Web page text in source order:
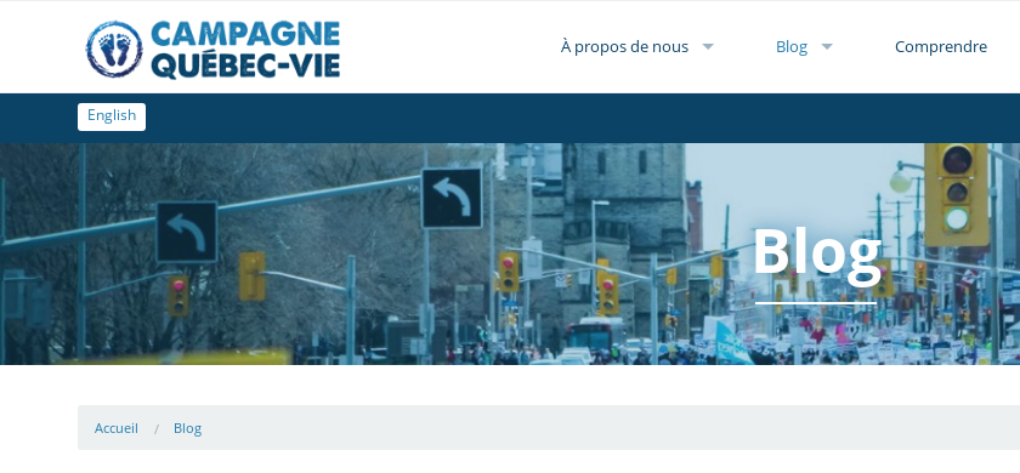
À propos de nous Blog Comprendre
English
Blog
Accueil Blog